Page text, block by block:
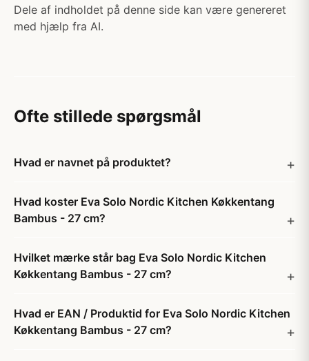
Dele af indholdet på denne side kan være genereret
med hjælp fra AI.
Ofte stillede spørgsmål
Hvad er navnet på produktet?
Hvad koster Eva Solo Nordic Kitchen Køkkentang
Bambus - 27 cm?
Hvilket mærke står bag Eva Solo Nordic Kitchen
Køkkentang Bambus - 27 cm?
Hvad er EAN / Produktid for Eva Solo Nordic Kitchen
Køkkentang Bambus - 27 cm?